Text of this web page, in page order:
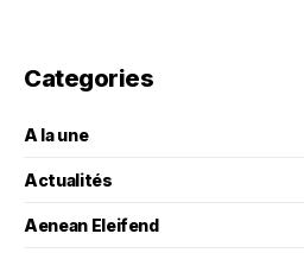
Categories
A la une
Actualités
Aenean Eleifend